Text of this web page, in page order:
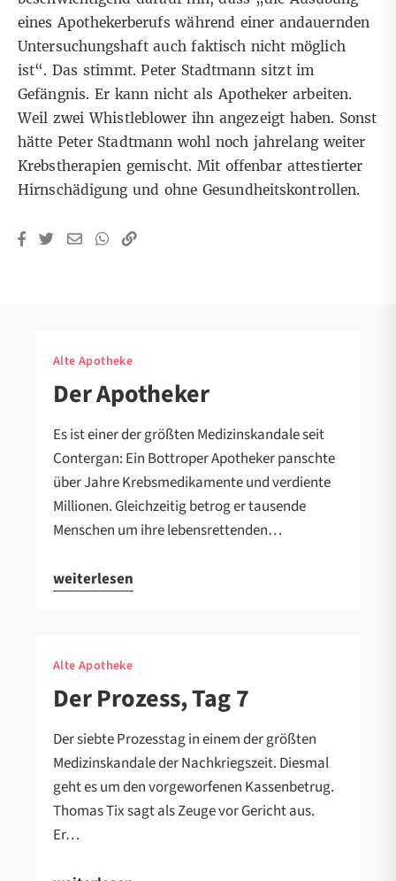
eines Apothekerberufs während einer andauernden
Untersuchungshaft auch faktisch nicht möglich
ist“. Das stimmt. Peter Stadtmann sitzt im
Gefängnis. Er kann nicht als Apotheker arbeiten.
Weilzwei Whistleblower ihn angezeigt haben. Sonst
hätte Peter Stadtmann wohl noch jahrelang weiter
Krebstherapien gemischt. Mit offenbar attestierter
Hirnschädigung und ohne Gesundheitskontrollen.
Alte Apotheke
Der Apotheker
Es ist einer der größten Medizinskandale seit
Contergan: Ein Bottroper Apotheker panschte
über Jahre Krebsmedikamente und verdiente
Millionen. Gleichzeitig betrog er tausende
Menschen um ihre lebensrettenden…
weiterlesen
Alte Apotheke
Der Prozess, Tag 7
Der siebte Prozesstag in einem der größten
Medizinskandale der Nachkriegszeit. Diesmal
geht es um den vorgeworfenen Kassenbetrug.
Thomas Tix sagt als Zeuge vor Gericht aus.
Er…